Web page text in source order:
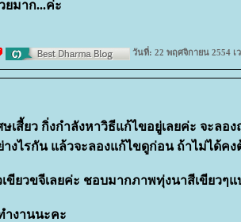
ยมาก...ค่ะ
วันที่: 22 พฤศจิกายน 2554 เ
เสี้ยว กิ่งกำลังหาวิธีแก้ไขอยู่เลยค่ะ จะลอ
างไรกัน แล้วจะลองแก้ไขดูก่อน ถ้าไม่ได้ค
ขียวขจีเลยค่ะ ชอบมากภาพทุ่งนาสีเขียวๆ
งานนะคะ